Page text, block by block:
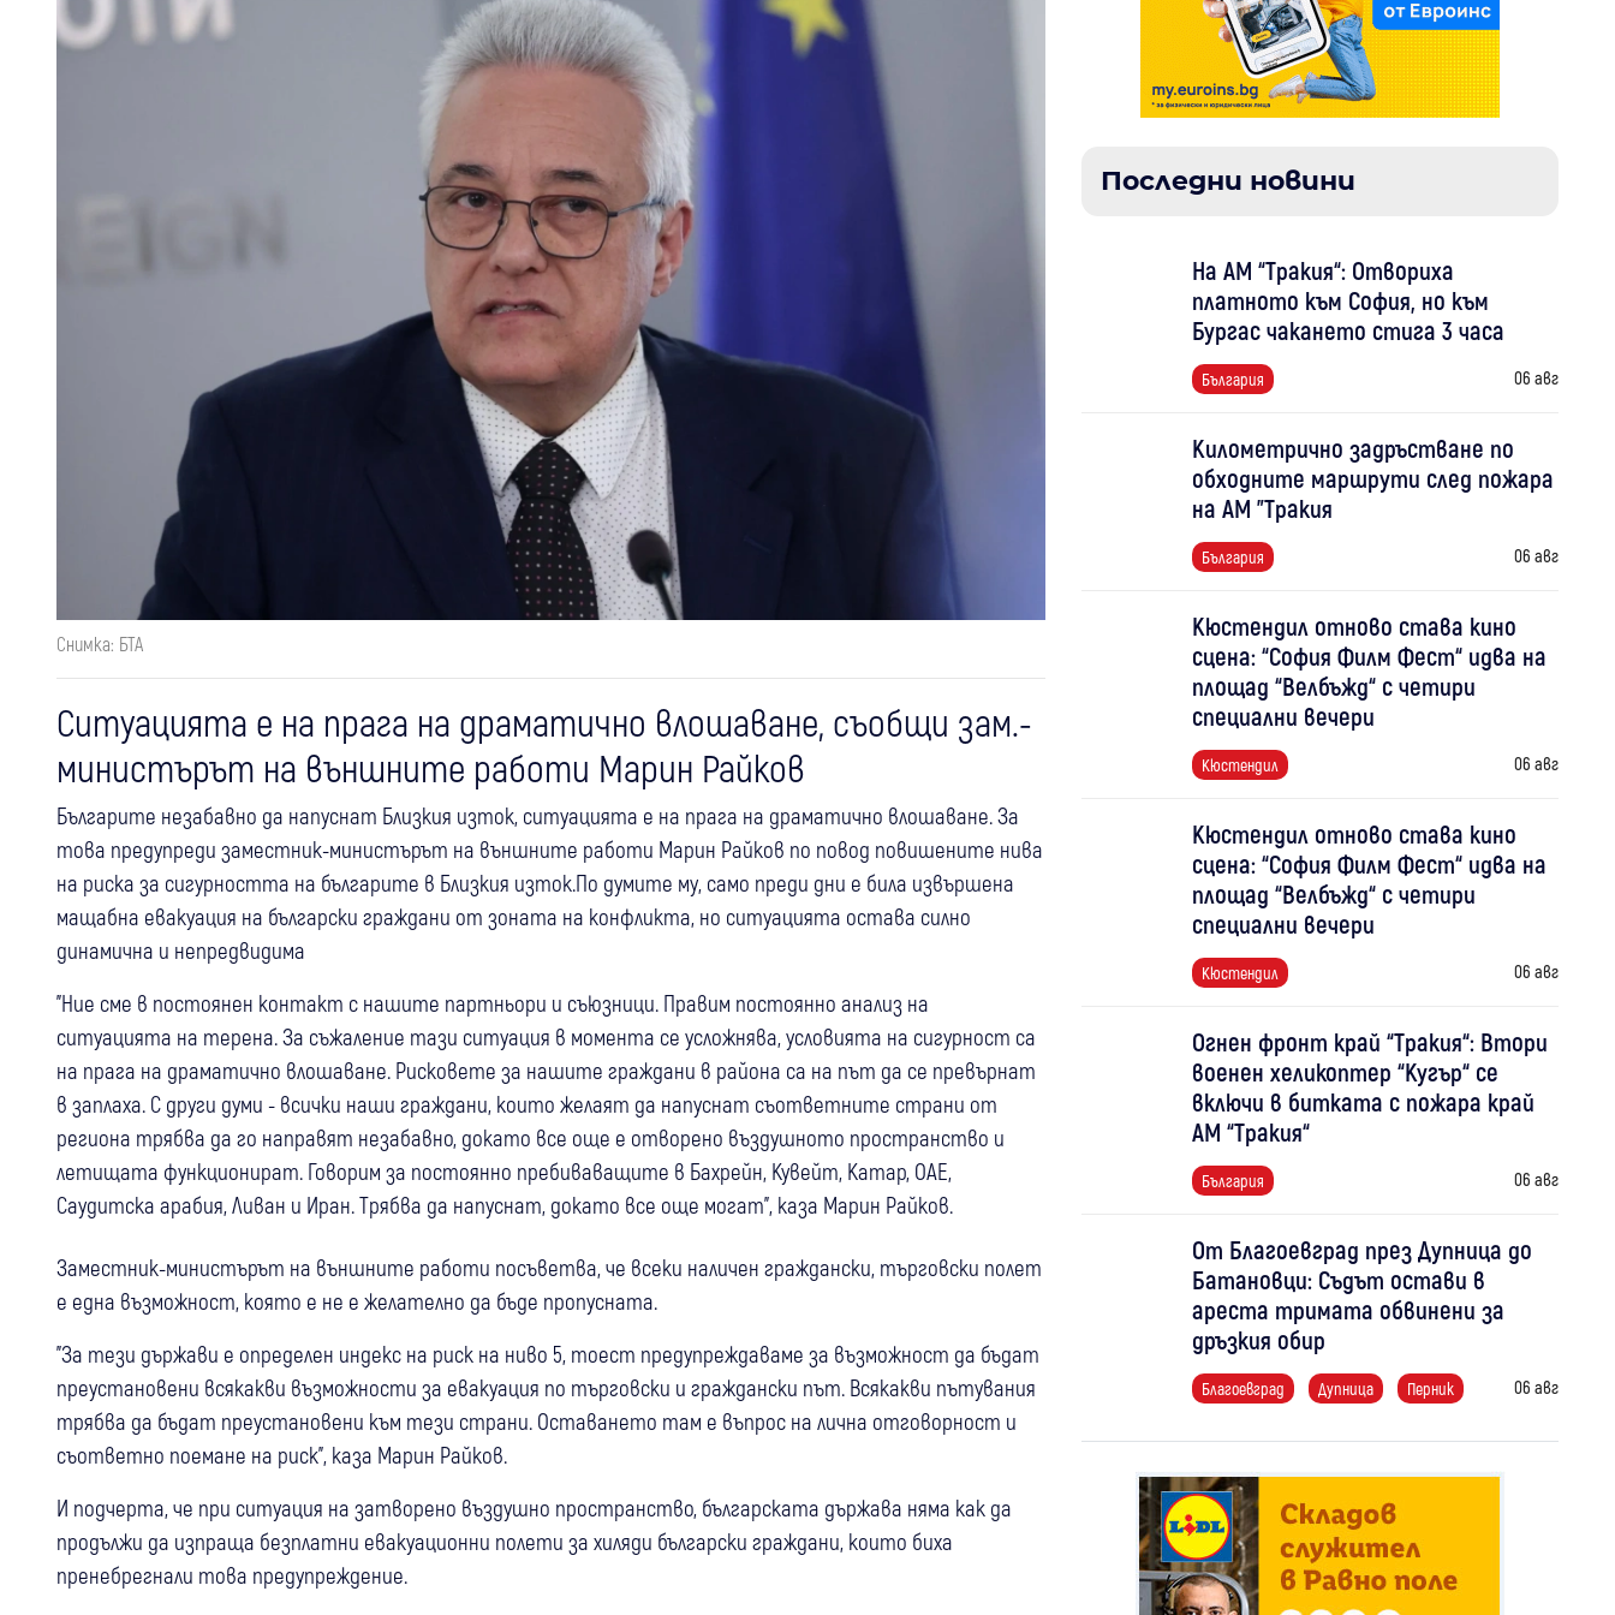
Снимка: БТА
Ситуацията е на прага на драматично влошаване, съобщи зам.-
министърът на външните работи Марин Райков
Българите незабавно да напуснат Близкия изток, ситуацията е на прага на драматично влошаване. За
това предупреди заместник-министърът на външните работи Марин Райков по повод повишените нива
на риска за сигурността на българите в Близкия изток.По думите му, само преди дни е била извършена
мащабна евакуация на български граждани от зоната на конфликта, но ситуацията остава силно
динамична и непредвидима
"Ние сме в постоянен контакт с нашите партньори и съюзници. Правим постоянно анализ на
ситуацията на терена. За съжаление тази ситуация в момента се усложнява, условията на сигурност са
на прага на драматично влошаване. Рисковете за нашите граждани в района са на път да се превърнат
в заплаха. С други думи - всички наши граждани, които желаят да напуснат съответните страни от
региона трябва да го направят незабавно, докато все още е отворено въздушното пространство и
летищата функционират. Говорим за постоянно пребиваващите в Бахрейн, Кувейт, Катар, ОАЕ,
Саудитска арабия, Ливан и Иран. Трябва да напуснат, докато все още могат", каза Марин Райков.
Заместник-министърът на външните работи посъветва, че всеки наличен граждански, търговски полет
е една възможност, която е не е желателно да бъде пропусната.
"За тези държави е определен индекс на риск на ниво 5, тоест предупреждаваме за възможност да бъдат
преустановени всякакви възможности за евакуация по търговски и граждански път. Всякакви пътувания
трябва да бъдат преустановени към тези страни. Оставането там е въпрос на лична отговорност и
съответно поемане на риск", каза Марин Райков.
И подчерта, че при ситуация на затворено въздушно пространство, българската държава няма как да
продължи да изпраща безплатни евакуационни полети за хиляди български граждани, които биха
пренебрегнали това предупреждение.
Последни новини
На АМ “Тракия“: Отвориха
платното към София, но към
Бургас чакането стига 3 часа
България 06 авг
Километрично задръстване по
обходните маршрути след пожара
на АМ "Тракия
България 06 авг
Кюстендил отново става кино
сцена: “София Филм Фест“ идва на
площад “Велбъжд“ с четири
специални вечери
Кюстендил 06 авг
Кюстендил отново става кино
сцена: “София Филм Фест“ идва на
площад “Велбъжд“ с четири
специални вечери
Кюстендил 06 авг
Огнен фронт край “Тракия“: Втори
военен хеликоптер “Кугър“ се
включи в битката с пожара край
АМ “Тракия“
България 06 авг
От Благоевград през Дупница до
Батановци: Съдът остави в
ареста тримата обвинени за
дръзкия обир
Благоевград Дупница Перник 06 авг